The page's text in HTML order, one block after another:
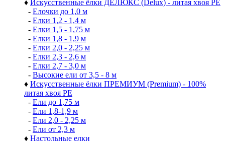
♦ Искусственные ёлки ДЕЛЮКС (Delux) - литая хвоя РЕ
- Елочки до 1,0 м
- Елки 1,2 - 1,4 м
- Елки 1,5 - 1,75 м
- Елки 1,8 - 1,9 м
- Елки 2,0 - 2,25 м
- Елки 2,3 - 2,6 м
- Елки 2,7 - 3,0 м
- Высокие ели от 3,5 - 8 м
♦ Искусственные ёлки ПРЕМИУМ (Premium) - 100%
литая хвоя РЕ
- Ели до 1,75 м
- Ели 1,8-1,9 м
- Ели 2,0 - 2,25 м
- Ели от 2,3 м
♦ Настольные елки